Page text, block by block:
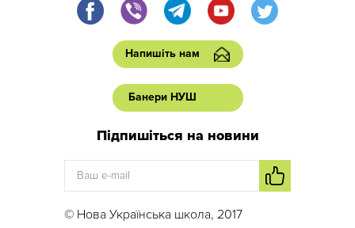
Напишіть нам
Банери НУШ
Підпишіться на новини
© Нова Українська школа, 2017